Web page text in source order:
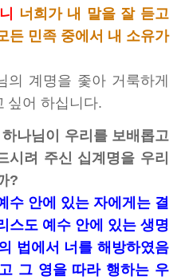
너희가 내 말을 잘 듣고
든 민족 중에서 내 소유가
의 계명을 좇아 거룩하게
싶어 하십니다.
나님이 우리를 보배롭고
시려 주신 십계명을 우리
?
수 안에 있는 자에게는 결
스도 예수 안에 있는 생명
법에서 너를 해방하였음
그 영을 따라 행하는 우